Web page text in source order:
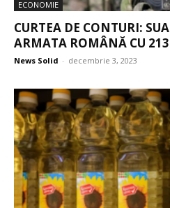
ECONOMIE
CURTEA DE CONTURI:
ARMATA ROMÂNĂ CU
News Solid - decembrie 3, 2023